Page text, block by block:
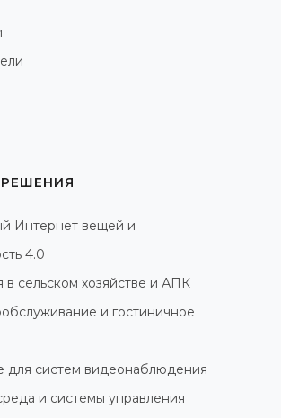
Интернет вещей и
4.0
в сельском хозяйстве и АПК
и гостиничное
для систем видеонаблюдения
и системы управления